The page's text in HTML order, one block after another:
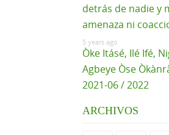
detrás de nadie y
amenaza ni
5 years ago
Òke Itásé, Ilé Ifé,
Agbeye Òse
2021-06 / 2022
ARCHIVOS